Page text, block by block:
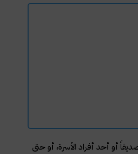
أو أحد أفراد الأسرة، أو حتى